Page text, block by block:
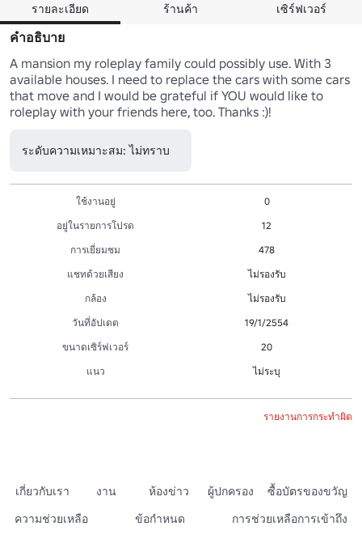
รายละเอียด ร้านค้า เซิร์ฟเวอร์
คำอธิบาย
A mansion my roleplay family could possibly use. With 3
available houses. I need to replace the cars with some cars
that move and I would be grateful if YOU would like to
roleplay with your friends here, too. Thanks :)!
ระดับความเหมาะสม: ไม่ทราบ
ใช้งานอยู่
0
อยู่ในรายการโปรด
12
การเยี่ยมชม
478
แชทด้วยเสียง
ไม่รองรับ
กล้อง
ไม่รองรับ
วันที่อัปเดต
19/1/2554
ขนาดเซิร์ฟเวอร์
20
แนว
ไม่ระบุ
รายงานการกระทำผิด
เกี่ยวกับเรา งาน ห้องข่าว ผู้ปกครอง
ซื้อบัตรของขวัญ
ความช่วยเหลือ
ข้อกำหนด การช่วยเหลือการเข้าถึง